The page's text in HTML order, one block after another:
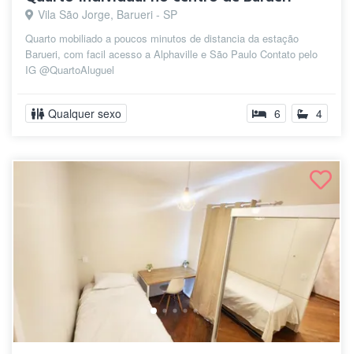
Vila São Jorge, Barueri - SP
Quarto mobiliado a poucos minutos de distancia da estação
Barueri, com facil acesso a Alphaville e São Paulo Contato pelo
IG @QuartoAluguel
Qualquer sexo 6 4